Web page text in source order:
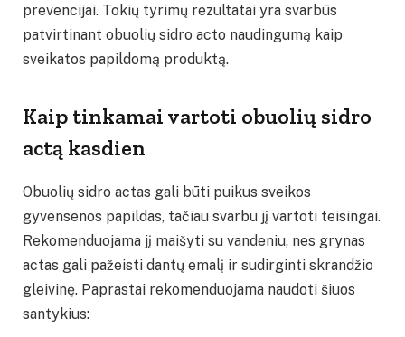
prevencijai. Tokių tyrimų rezultatai yra svarbūs
patvirtinant obuolių sidro acto naudingumą kaip
sveikatos papildomą produktą.
Kaip tinkamai vartoti obuolių sidro
actą kasdien
Obuolių sidro actas gali būti puikus sveikos
gyvensenos papildas, tačiau svarbu jį vartoti teisingai.
Rekomenduojama jį maišyti su vandeniu, nes grynas
actas gali pažeisti dantų emalį ir sudirginti skrandžio
gleivinę. Paprastai rekomenduojama naudoti šiuos
santykius: